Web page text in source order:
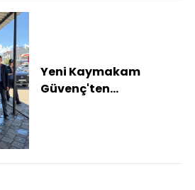
Yeni Kaymakam
Güvenç'ten